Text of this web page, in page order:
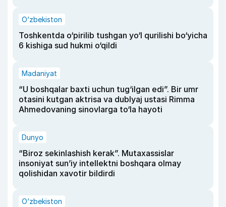
O‘zbekiston
Toshkentda o‘pirilib tushgan yo‘l qurilishi bo‘yicha
6 kishiga sud hukmi o‘qildi
Madaniyat
“U boshqalar baxti uchun tug‘ilgan edi”. Bir umr
otasini kutgan aktrisa va dublyaj ustasi Rimma
Ahmedovaning sinovlarga to‘la hayoti
Dunyo
“Biroz sekinlashish kerak”. Mutaxassislar
insoniyat sun’iy intellektni boshqara olmay
qolishidan xavotir bildirdi
O‘zbekiston